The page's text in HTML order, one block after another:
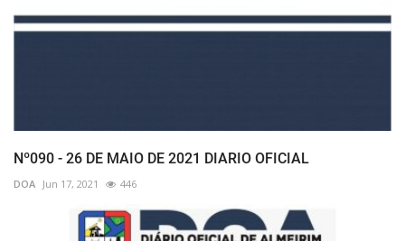
Nº090 - 26 DE MAIO DE 2021 DIARIO OFICIAL
DOA Jun 17, 2021 446